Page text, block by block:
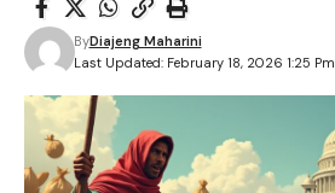
Last Updated: February 18, 2026 1:25 Pm
ByDiajeng Maharini